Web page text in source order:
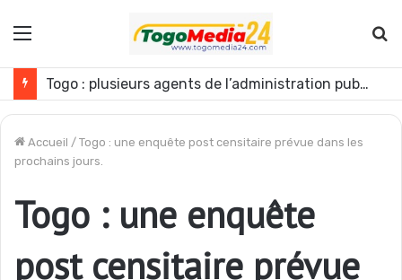
Menu
Togo : plusieurs agents de l’administration publique révoqués
Accueil / Togo : une enquête post censitaire prévue dans les
prochains jours.
Togo : une enquête
post censitaire prévue